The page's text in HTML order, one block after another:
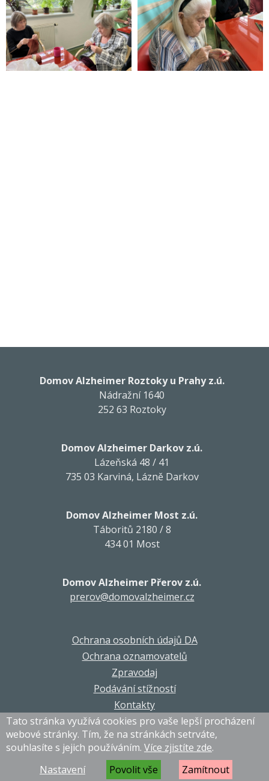
Domov Alzheimer Roztoky u Prahy z.ú.
Nádražní 1640
252 63 Roztoky
Domov Alzheimer Darkov z.ú.
Lázeňská 48 / 41
735 03 Karviná, Lázně Darkov
Domov Alzheimer Most z.ú.
Táboritů 2180 / 8
434 01 Most
Domov Alzheimer Přerov z.ú.
prerov@domovalzheimer.cz
Ochrana osobních údajů DA
Ochrana oznamovatelů
Zpravodaj
Podávání stížností
Kontakty
© DA Corporation 2021-2026. Všechna práva vyhrazena.
Grafika a programováníMagicHouse s.r.o.
Tato stránka využívá cookies pro vaše lepší procházení
webové stránky. Tím, že na stránkách setrváte,
souhlasíte s jejich používáním. Více zjistíte zde.
Nastavení
Povolit vše Zamítnout